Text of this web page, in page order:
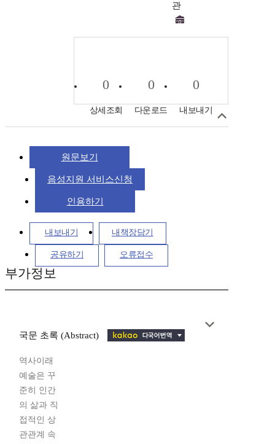
관
0
상세조회
0
다운로드
0
내보내기
원문보기
음성지원 서비스신청
인용하기
내보내기 내책장담기
공유하기 오류접수
부가정보
국문 초록 (Abstract)
역사이래
예술은 꾸
준히 인간
의 삶과 직
접적인 상
관관계 속